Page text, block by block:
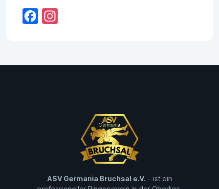
Facebook
ASV Germania Bruchsal e.V. – ist ein